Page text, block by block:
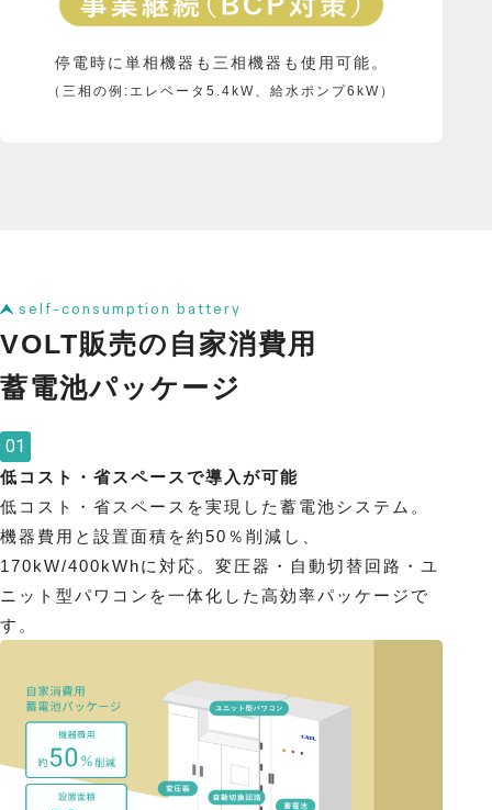
停電時に単相機器も三相機器も使用可能。
（三相の例:エレベータ5.4kW、給水ポンプ6kW）
self-consumption battery
VOLT販売の⾃家消費⽤
蓄電池パッケージ
01
低コスト・省スペースで導入が可能
低コスト・省スペースを実現した蓄電池システム。
機器費用と設置面積を約50％削減し、
170kW/400kWhに対応。変圧器・自動切替回路・ユ
ニット型パワコンを一体化した高効率パッケージで
す。